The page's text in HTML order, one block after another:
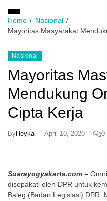
Home
Nasional
Mayoritas Masyarakat
Nasional
Mayoritas
Mendukung
Cipta Kerja
ByHeykal April 10, 2020 0
Suarayogyakarta.com –
disepakati oleh DPR untuk
Baleg (Badan Legislasi) DPR.